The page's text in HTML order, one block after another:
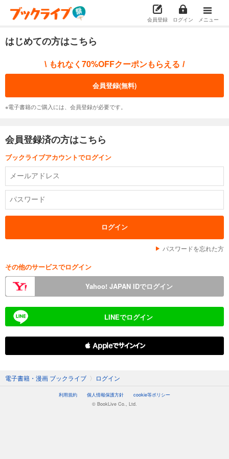
会員登録 ログイン メニュー
はじめての方はこちら
\ もれなく70%OFFクーポンもらえる /
会員登録(無料)
※電子書籍のご購入には、会員登録が必要です。
会員登録済の方はこちら
ブックライブアカウントでログイン
パスワードを忘れた方
その他のサービスでログイン
Yahoo! JAPAN IDでログイン
LINEでログイン
 Appleでサインイン
電子書籍・漫画 ブックライブ 〉 ログイン
利用規約 個人情報保護方針
cookie等ポリシー
© BookLive Co., Ltd.